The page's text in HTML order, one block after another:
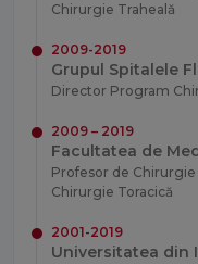
Chirurgie Traheală
2009-2019
Grupul Spitalele
Director Program
2009 – 2019
Facultatea de
Profesor de
Chirurgie Toracică
2001-2019
Universitatea din